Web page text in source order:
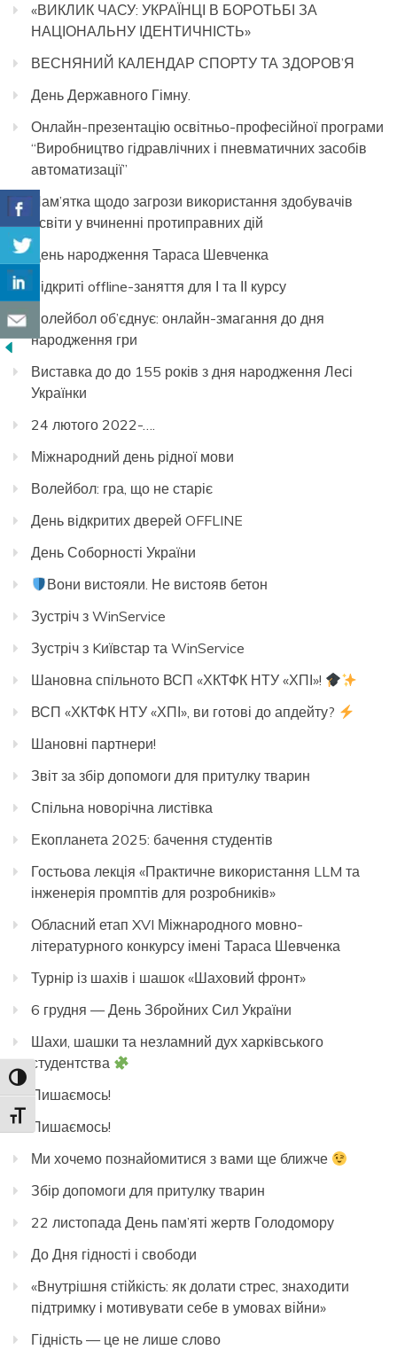
Toggle High Contrast
Toggle Font size
«ВИКЛИК ЧАСУ: УКРАЇНЦІ В БОРОТЬБІ ЗА
НАЦІОНАЛЬНУ ІДЕНТИЧНІСТЬ»
ВЕСНЯНИЙ КАЛЕНДАР СПОРТУ ТА ЗДОРОВ’Я
День Державного Гімну.
Онлайн-презентацію освітньо-професійної програми
“Виробництво гідравлічних і пневматичних засобів
автоматизації”
Пам’ятка щодо загрози використання здобувачів
освіти у вчиненні протиправних дій
День народження Тараса Шевченка
Відкриті offline-заняття для І та ІІ курсу
Волейбол об’єднує: онлайн-змагання до дня
народження гри
Виставка до до 155 років з дня народження Лесі
Українки
24 лютого 2022-….
Міжнародний день рідної мови
Волейбол: гра, що не старіє
День відкритих дверей OFFLINE
День Соборності України
Вони вистояли. Не вистояв бетон
Зустріч з WinService
Зустріч з Kиївстар та WinService
Шановна спільното ВСП «ХКТФК НТУ «ХПІ»!
ВСП «ХКТФК НТУ «ХПІ», ви готові до апдейту?
Шановні партнери!
Звіт за збір допомоги для притулку тварин
Спільна новорічна листівка
Екопланета 2025: бачення студентів
Гостьова лекція «Практичне використання LLM та
інженерія промптів для розробників»
Обласний етап XVI Міжнародного мовно-
літературного конкурсу імені Тараса Шевченка
Турнір із шахів і шашок «Шаховий фронт»
6 грудня — День Збройних Сил України
Шахи, шашки та незламний дух харківського
студентства
Пишаємось!
Пишаємось!
Ми хочемо познайомитися з вами ще ближче
Збір допомоги для притулку тварин
22 листопада День пам’яті жертв Голодомору
До Дня гідності і свободи
«Внутрішня стійкість: як долати стрес, знаходити
підтримку і мотивувати себе в умовах війни»
Гідність — це не лише слово